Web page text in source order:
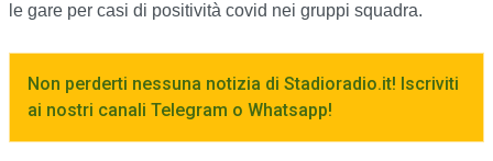
le gare per casi di positività covid nei gruppi squadra.
Non perderti nessuna notizia di Stadioradio.it! Iscriviti
ai nostri canali Telegram o Whatsapp!